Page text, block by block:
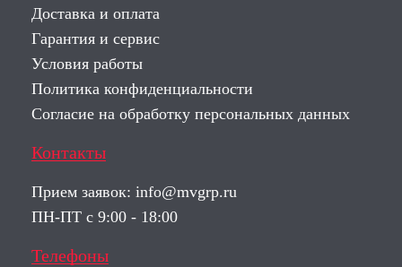
Доставка и оплата
Гарантия и сервис
Условия работы
Политика конфиденциальности
Согласие на обработку персональных данных
Контакты
Прием заявок: info@mvgrp.ru
ПН-ПТ с 9:00 - 18:00
Телефоны